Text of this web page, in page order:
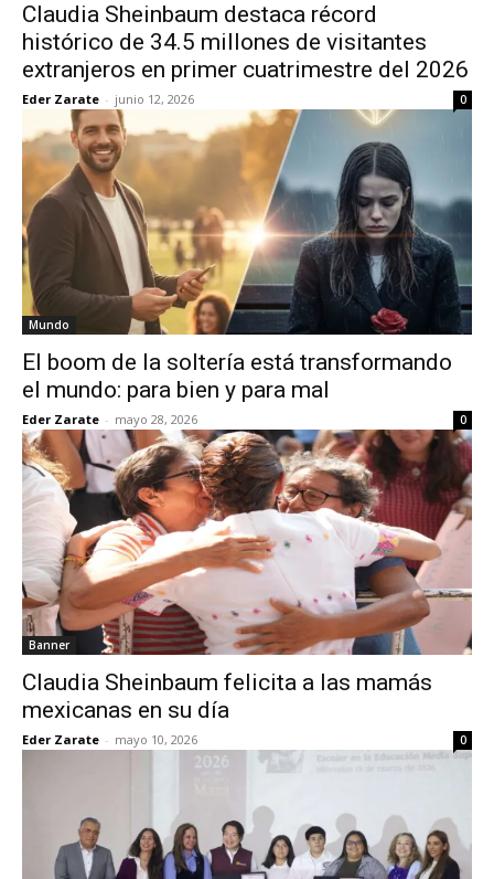
Claudia Sheinbaum destaca récord
histórico de 34.5 millones de visitantes
extranjeros en primer cuatrimestre del 2026
Eder Zarate - junio 12, 2026 0
Mundo
El boom de la soltería está transformando
el mundo: para bien y para mal
Eder Zarate - mayo 28, 2026 0
Banner
Claudia Sheinbaum felicita a las mamás
mexicanas en su día
Eder Zarate - mayo 10, 2026 0